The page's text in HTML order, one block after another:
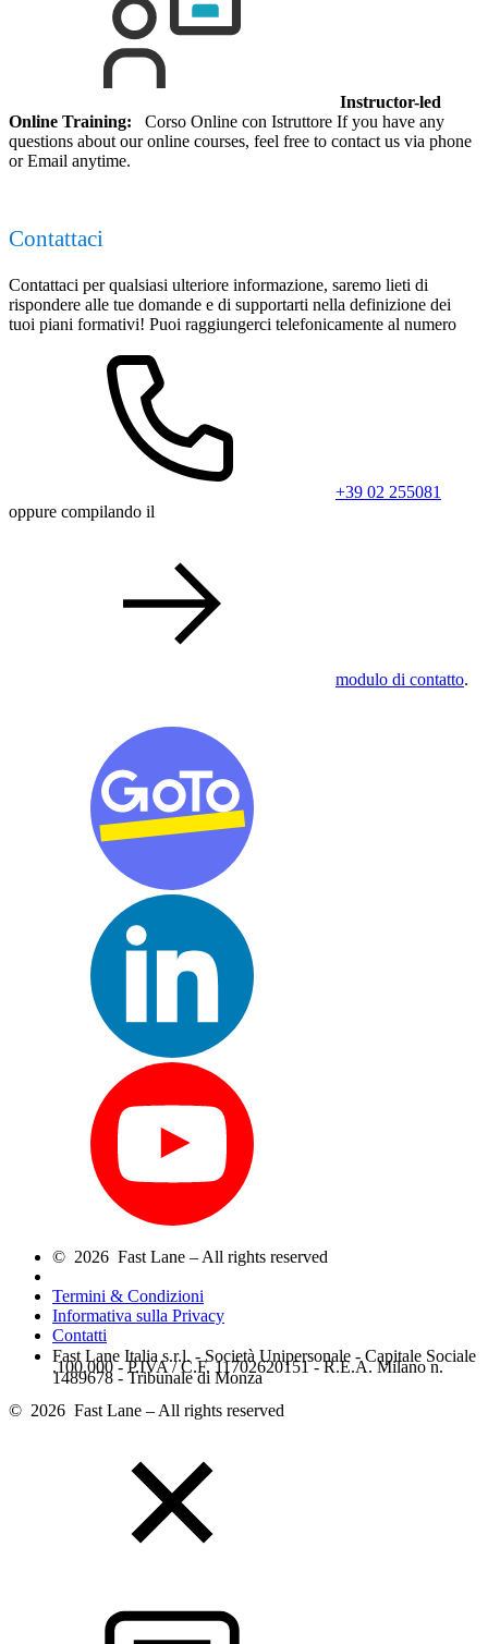
Instructor-led
Online Training: Corso Online con Istruttore If you have any
questions about our online courses, feel free to contact us via phone
or Email anytime.
Contattaci
Contattaci per qualsiasi ulteriore informazione, saremo lieti di
rispondere alle tue domande e di supportarti nella definizione dei
tuoi piani formativi! Puoi raggiungerci telefonicamente al numero
+39 02 255081
oppure compilando il
modulo di contatto.
© 2026 Fast Lane – All rights reserved
Termini & Condizioni
Informativa sulla Privacy
Contatti
Fast Lane Italia s.r.l. - Società Unipersonale - Capitale Sociale
.100.000 - P.IVA / C.F. 11702620151 - R.E.A. Milano n.
1489678 - Tribunale di Monza
© 2026 Fast Lane – All rights reserved